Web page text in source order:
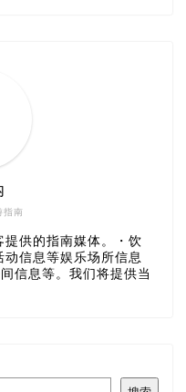
指南
供的指南媒体。・饮
信息等娱乐场所信息
信息等。我们将提供当